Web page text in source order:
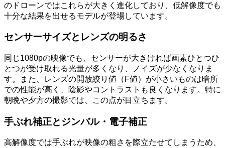
のドローンではこれらが大きく進化しており、低解像度でも
十分な結果を出せるモデルが登場しています。
センサーサイズとレンズの明るさ
同じ1080pの映像でも、センサーが大きければ画素ひとつひ
とつが受け取れる光量が多くなり、ノイズが少なくなりま
す。また、レンズの開放絞り値（F値）が小さいものは暗所
での性能が高く、陰影やコントラストも良くなります。特に
朝晩や夕方の撮影では、この点が目立ちます。
手ぶれ補正とジンバル・電子補正
高解像度では手ぶれが映像の粗さを際立たせてしまうため、